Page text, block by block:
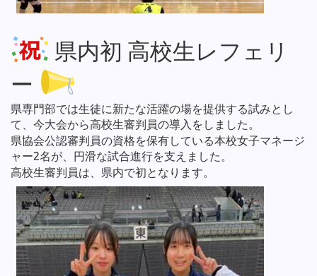
県内初 高校生レフェリ
ー
県専門部では生徒に新たな活躍の場を提供する試みとし
て、今大会から高校生審判員の導入をしました。
県協会公認審判員の資格を保有している本校女子マネージ
ャー2名が、円滑な試合進行を支えました。
高校生審判員は、県内で初となります。